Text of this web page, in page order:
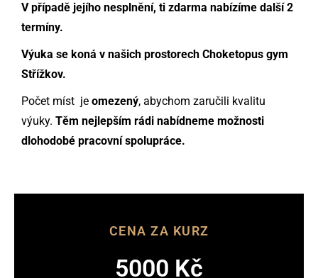
V případě jejího nesplnění, ti zdarma nabízíme další 2
termíny.
Výuka se koná v našich prostorech Choketopus gym
Střížkov.
Počet míst je omezený, abychom zaručili kvalitu
výuky. Těm nejlepším rádi nabídneme možnosti
dlohodobé pracovní spolupráce.
CENA ZA KURZ
5000 Kč